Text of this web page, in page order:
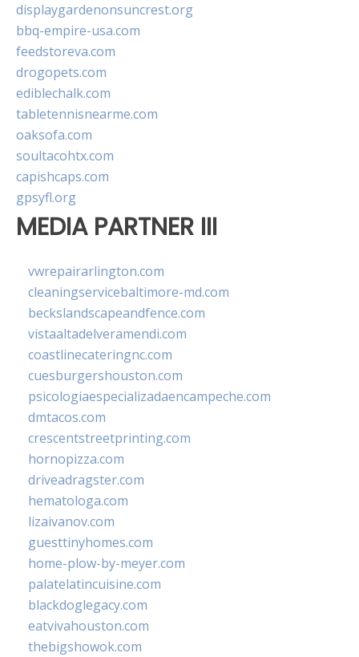
displaygardenonsuncrest.org
bbq-empire-usa.com
feedstoreva.com
drogopets.com
ediblechalk.com
tabletennisnearme.com
oaksofa.com
soultacohtx.com
capishcaps.com
gpsyfl.org
MEDIA PARTNER III
vwrepairarlington.com
cleaningservicebaltimore-md.com
beckslandscapeandfence.com
vistaaltadelveramendi.com
coastlinecateringnc.com
cuesburgershouston.com
psicologiaespecializadaencampeche.com
dmtacos.com
crescentstreetprinting.com
hornopizza.com
driveadragster.com
hematologa.com
lizaivanov.com
guesttinyhomes.com
home-plow-by-meyer.com
palatelatincuisine.com
blackdoglegacy.com
eatvivahouston.com
thebigshowok.com